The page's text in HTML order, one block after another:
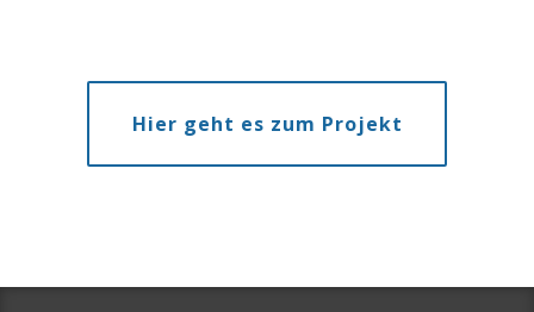
Hier geht es zum Projekt